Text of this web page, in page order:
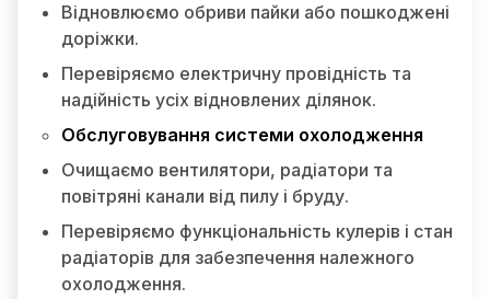
Відновлюємо обриви пайки або пошкоджені
доріжки.
Перевіряємо електричну провідність та
надійність усіх відновлених ділянок.
Обслуговування системи охолодження
Очищаємо вентилятори, радіатори та
повітряні канали від пилу і бруду.
Перевіряємо функціональність кулерів і стан
радіаторів для забезпечення належного
охолодження.